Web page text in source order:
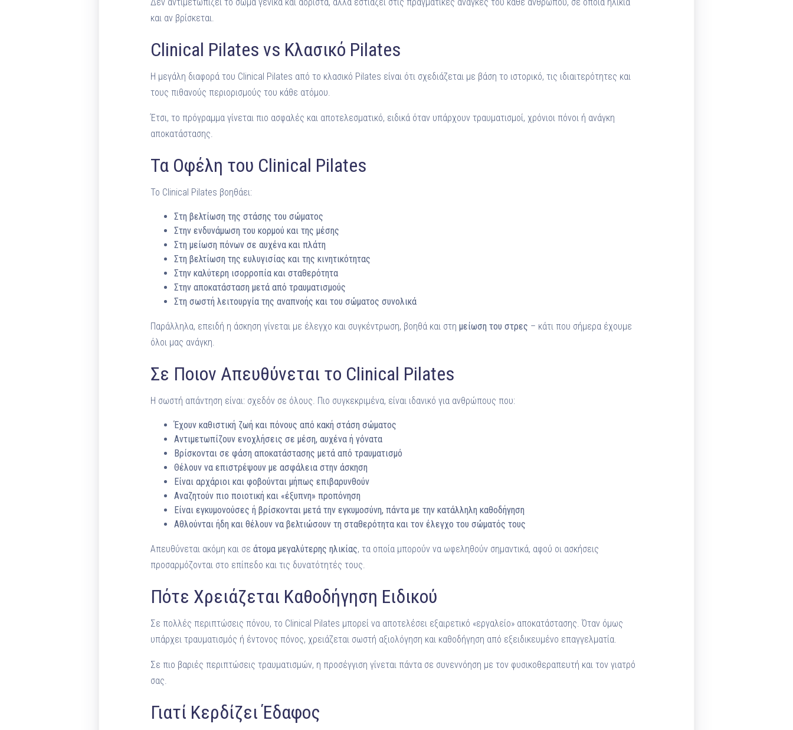
Δεν αντιμετωπίζει το σώμα γενικά και αόριστα, αλλά εστιάζει στις πραγματικές ανάγκες του κάθε ανθρώπου, σε όποια ηλικία
και αν βρίσκεται.
Clinical Pilates vs Κλασικό Pilates
Η μεγάλη διαφορά του Clinical Pilates από το κλασικό Pilates είναι ότι σχεδιάζεται με βάση το ιστορικό, τις ιδιαιτερότητες και
τους πιθανούς περιορισμούς του κάθε ατόμου.
Έτσι, το πρόγραμμα γίνεται πιο ασφαλές και αποτελεσματικό, ειδικά όταν υπάρχουν τραυματισμοί, χρόνιοι πόνοι ή ανάγκη
αποκατάστασης.
Τα Οφέλη του Clinical Pilates
Το Clinical Pilates βοηθάει:
Στη βελτίωση της στάσης του σώματος
Στην ενδυνάμωση του κορμού και της μέσης
Στη μείωση πόνων σε αυχένα και πλάτη
Στη βελτίωση της ευλυγισίας και της κινητικότητας
Στην καλύτερη ισορροπία και σταθερότητα
Στην αποκατάσταση μετά από τραυματισμούς
Στη σωστή λειτουργία της αναπνοής και του σώματος συνολικά
Παράλληλα, επειδή η άσκηση γίνεται με έλεγχο και συγκέντρωση, βοηθά και στη μείωση του στρες – κάτι που σήμερα έχουμε
όλοι μας ανάγκη.
Σε Ποιον Απευθύνεται το Clinical Pilates
Η σωστή απάντηση είναι: σχεδόν σε όλους. Πιο συγκεκριμένα, είναι ιδανικό για ανθρώπους που:
Έχουν καθιστική ζωή και πόνους από κακή στάση σώματος
Αντιμετωπίζουν ενοχλήσεις σε μέση, αυχένα ή γόνατα
Βρίσκονται σε φάση αποκατάστασης μετά από τραυματισμό
Θέλουν να επιστρέψουν με ασφάλεια στην άσκηση
Είναι αρχάριοι και φοβούνται μήπως επιβαρυνθούν
Αναζητούν πιο ποιοτική και «έξυπνη» προπόνηση
Είναι εγκυμονούσες ή βρίσκονται μετά την εγκυμοσύνη, πάντα με την κατάλληλη καθοδήγηση
Αθλούνται ήδη και θέλουν να βελτιώσουν τη σταθερότητα και τον έλεγχο του σώματός τους
Απευθύνεται ακόμη και σε άτομα μεγαλύτερης ηλικίας, τα οποία μπορούν να ωφεληθούν σημαντικά, αφού οι ασκήσεις
προσαρμόζονται στο επίπεδο και τις δυνατότητές τους.
Πότε Χρειάζεται Καθοδήγηση Ειδικού
Σε πολλές περιπτώσεις πόνου, το Clinical Pilates μπορεί να αποτελέσει εξαιρετικό «εργαλείο» αποκατάστασης. Όταν όμως
υπάρχει τραυματισμός ή έντονος πόνος, χρειάζεται σωστή αξιολόγηση και καθοδήγηση από εξειδικευμένο επαγγελματία.
Σε πιο βαριές περιπτώσεις τραυματισμών, η προσέγγιση γίνεται πάντα σε συνεννόηση με τον φυσικοθεραπευτή και τον γιατρό
σας.
Γιατί Κερδίζει Έδαφος